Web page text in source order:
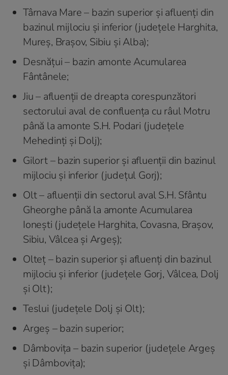
Târnava Mare – bazin superior și afluenți din
bazinul mijlociu și inferior (județele Harghita,
Mureș, Brașov, Sibiu și Alba);
Desnățui – bazin amonte Acumularea
Fântânele;
Jiu – afluenții de dreapta corespunzători
sectorului aval de confluența cu râul Motru
până la amonte S.H. Podari (județele
Mehedinți și Dolj);
Gilort – bazin superior și afluenții din bazinul
mijlociu și inferior (județul Gorj);
Olt – afluenții din sectorul aval S.H. Sfântu
Gheorghe până la amonte Acumularea
Ionești (județele Harghita, Covasna, Brașov,
Sibiu, Vâlcea și Argeș);
Olteț – bazin superior și afluenți din bazinul
mijlociu și inferior (județele Gorj, Vâlcea, Dolj
și Olt);
Teslui (județele Dolj și Olt);
Argeș – bazin superior;
Dâmbovița – bazin superior (județele Argeș
și Dâmbovița);